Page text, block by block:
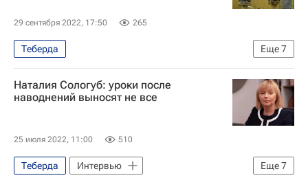
29 сентября 2022, 17:50 265
Еще7
Теберда
Карачаево-Черкесская Республика
Рашид Темрезов
Карачаевский район
Алексей Миллер
Экономика
Наталия Сологуб: уроки после
наводнений выносят не все
25 июля 2022, 11:00 510
Еще7
Теберда
Интервью